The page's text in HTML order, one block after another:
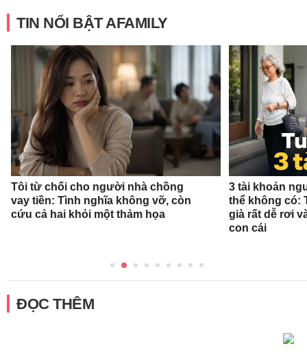
TIN NỔI BẬT AFAMILY
Tôi từ chối cho người nhà chồng
vay tiền: Tình nghĩa không vỡ, còn
cứu cả hai khỏi một thảm họa
3 tài khoản
thể không có:
già rất dễ rơi
con cái
ĐỌC THÊM